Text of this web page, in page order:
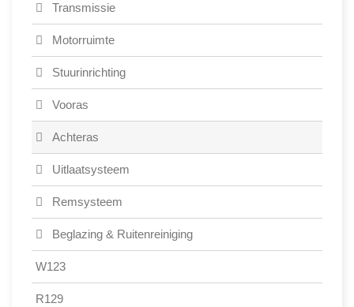
Transmissie
Motorruimte
Stuurinrichting
Vooras
Achteras
Uitlaatsysteem
Remsysteem
Beglazing & Ruitenreiniging
W123
R129